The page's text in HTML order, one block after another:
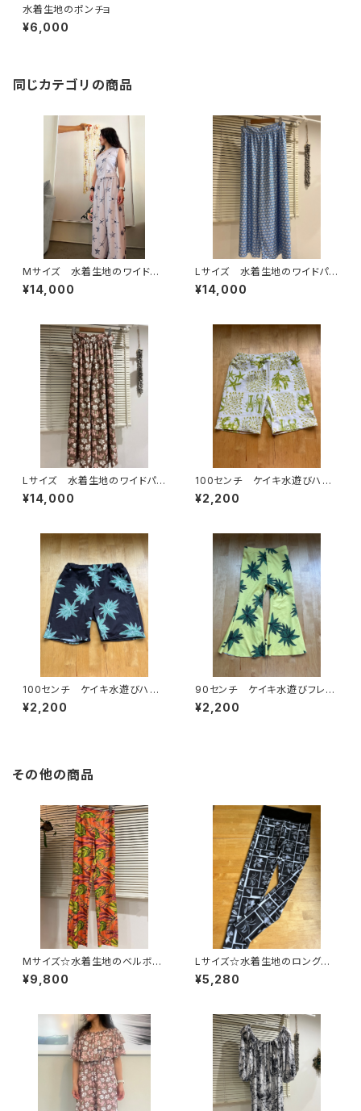
水着生地のポンチョ
¥6,000
同じカテゴリの商品
Mサイズ 水着生地のワイドパ
ンツ
¥14,000
Lサイズ 水着生地のワイドパン
ツ
¥14,000
Lサイズ 水着生地のワイドパン
ツ
¥14,000
100センチ ケイキ水遊びハー
フパンツ
¥2,200
100センチ ケイキ水遊びハー
フパンツ
¥2,200
90センチ ケイキ水遊びフレア
パンツ
¥2,200
その他の商品
Mサイズ☆水着生地のベルボト
ム
¥9,800
Lサイズ☆水着生地のロングレ
ギンス
¥5,280